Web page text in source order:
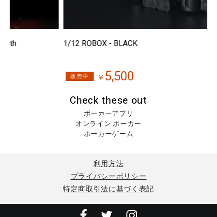
1/12 ROBOX - BLACK
5,500
Check these out
ポーカーアプリ
オンライン ポーカー
ポーカーゲーム
利用方法
プライバシーポリシー
特定商取引法に基づく表記